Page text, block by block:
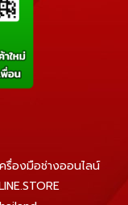
รื่องมือช่างออนไลน์